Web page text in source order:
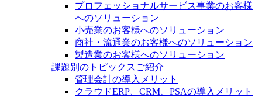
プロフェッショナルサービス事業のお客様
へのソリューション
小売業のお客様へのソリューション
商社・流通業のお客様へのソリューション
製造業のお客様へのソリューション
課題別のトピックスご紹介
管理会計の導入メリット
クラウドERP、CRM、PSAの導入メリット